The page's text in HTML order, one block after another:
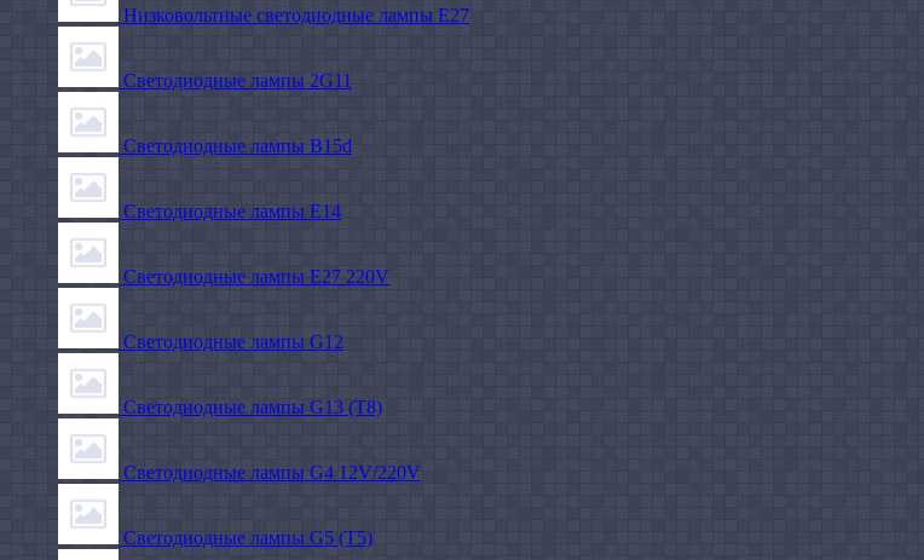
Низковольтные светодиодные лампы E27
Светодиодные лампы 2G11
Светодиодные лампы B15d
Светодиодные лампы E14
Светодиодные лампы E27 220V
Светодиодные лампы G12
Светодиодные лампы G13 (T8)
Светодиодные лампы G4 12V/220V
Светодиодные лампы G5 (T5)